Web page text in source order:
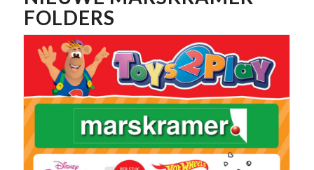
FOLDERS